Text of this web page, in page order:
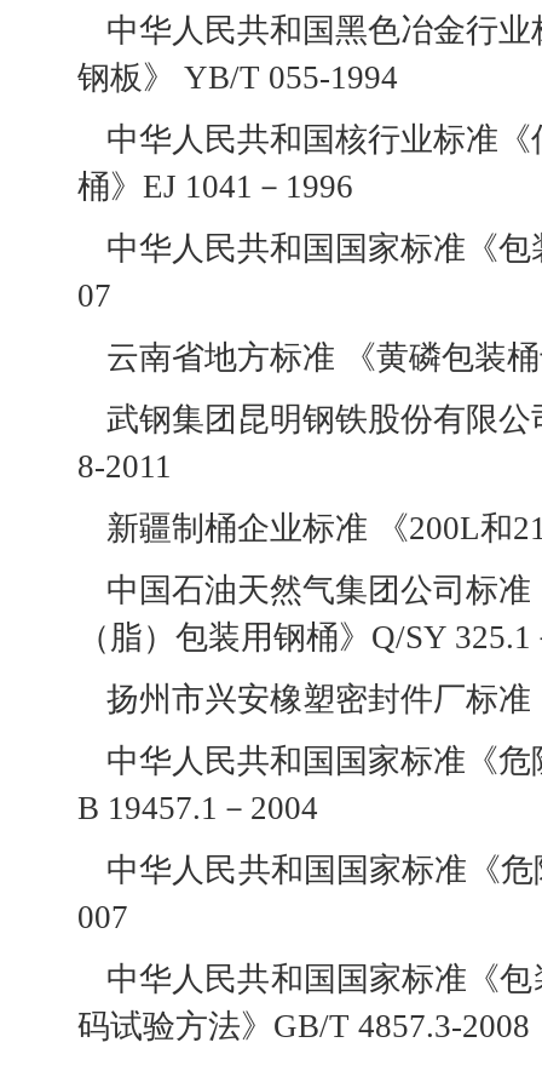
中华人民共和国黑色冶金行
钢板》 YB/T 055-1994
中华人民共和国核行业标准
桶》EJ 1041－1996
中华人民共和国国家标准《
07
云南省地方标准 《黄磷包装
武钢集团昆明钢铁股份有限
8-2011
新疆制桶企业标准 《200L和
中国石油天然气集团公司标
（脂）包装用钢桶》Q/SY 325.1
扬州市兴安橡塑密封件厂标准
中华人民共和国国家标准《
B 19457.1－2004
中华人民共和国国家标准《
007
中华人民共和国国家标准《
码试验方法》GB/T 4857.3-2008